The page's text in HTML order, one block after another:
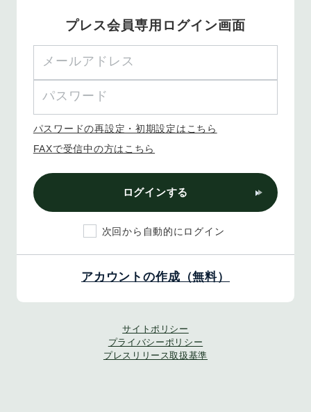
プレス会員専用ログイン画面
パスワードの再設定・初期設定はこちら
FAXで受信中の方はこちら
ログインする
次回から自動的にログイン
アカウントの作成（無料）
サイトポリシー
プライバシーポリシー
プレスリリース取扱基準